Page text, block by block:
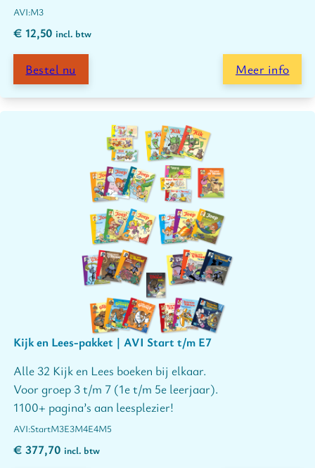
M3
€ 12,50 incl. btw
Bestel nu Meer info
Kijk en Lees-pakket | AVI Start t/m E7
Alle 32 Kijk en Lees boeken bij elkaar.
Voor groep 3 t/m 7 (1e t/m 5e leerjaar).
1100+ pagina’s aan leesplezier!
StartM3E3M4E4M5
€ 377,70 incl. btw